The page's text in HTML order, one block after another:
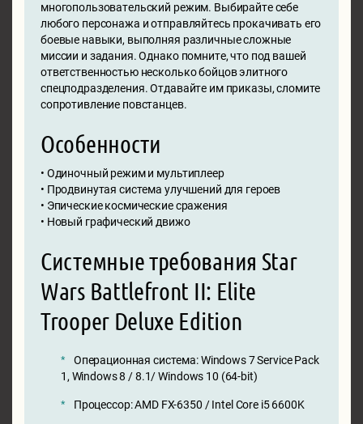
многопользовательский режим. Выбирайте себе
любого персонажа и отправляйтесь прокачивать его
боевые навыки, выполняя различные сложные
миссии и задания. Однако помните, что под вашей
ответственностью несколько бойцов элитного
спецподразделения. Отдавайте им приказы, сломите
сопротивление повстанцев.
Особенности
• Одиночный режим и мультиплеер
• Продвинутая система улучшений для героев
• Эпические космические сражения
• Новый графический движо
Системные требования Star
Wars Battlefront II: Elite
Trooper Deluxe Edition
Операционная система: Windows 7 Service Pack
1, Windows 8 / 8.1/ Windows 10 (64-bit)
Процессор: AMD FX-6350 / Intel Core i5 6600K